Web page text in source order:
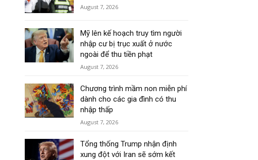
August 7, 2026
Mỹ lên kế hoạch truy tìm người
nhập cư bị trục xuất ở nước
ngoài để thu tiền phạt
August 7, 2026
Chương trình mầm non miễn phí
dành cho các gia đình có thu
nhập thấp
August 7, 2026
Tổng thống Trump nhận định
xung đột với Iran sẽ sớm kết